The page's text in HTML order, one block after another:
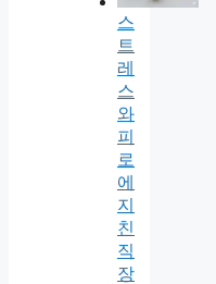
스
트
레
스
와
피
로
에
지
친
직
장